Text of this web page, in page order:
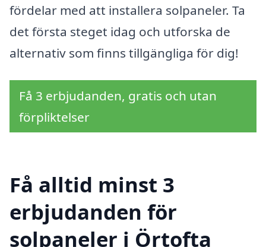
fördelar med att installera solpaneler. Ta
det första steget idag och utforska de
alternativ som finns tillgängliga för dig!
Få 3 erbjudanden, gratis och utan
förpliktelser
Få alltid minst 3
erbjudanden för
solpaneler i Örtofta